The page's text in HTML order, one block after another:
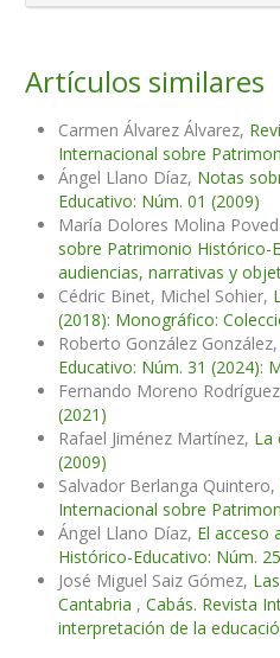
Artículos similares
Carmen Álvarez Álvarez,
Internacional sobre
Ángel Llano Díaz, Notas
Educativo: Núm. 01 (2009)
María Dolores Molina
sobre Patrimonio Histórico-
audiencias, narrativas y
Cédric Binet, Michel Sohier,
(2018): Monográfico:
Roberto González González,
Educativo: Núm. 31 (2024):
Fernando Moreno
(2021)
Rafael Jiménez Martínez, La
(2009)
Salvador Berlanga Quintero,
Internacional sobre
Ángel Llano Díaz, El acceso
Histórico-Educativo: Núm.
José Miguel Saiz Gómez,
Cantabria , Cabás. Revista
interpretación de la